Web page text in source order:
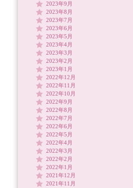
2023年9月
2023年8月
2023年7月
2023年6月
2023年5月
2023年4月
2023年3月
2023年2月
2023年1月
2022年12月
2022年11月
2022年10月
2022年9月
2022年8月
2022年7月
2022年6月
2022年5月
2022年4月
2022年3月
2022年2月
2022年1月
2021年12月
2021年11月